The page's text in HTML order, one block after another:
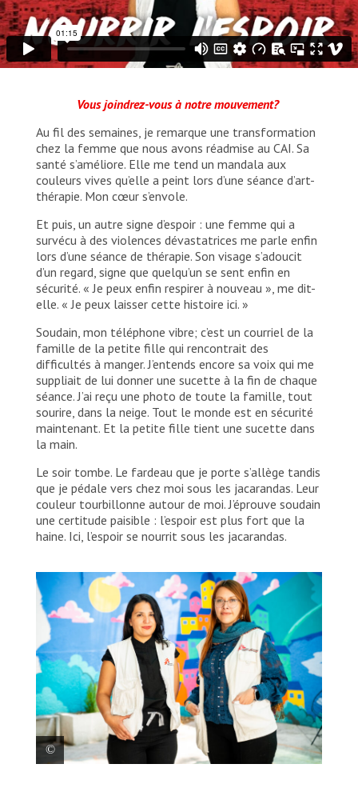
Vous joindrez-vous à notre mouvement?
Au fil des semaines, je remarque une transformation
chez la femme que nous avons réadmise au CAI. Sa
santé s’améliore. Elle me tend un mandala aux
couleurs vives qu’elle a peint lors d’une séance d’art-
thérapie. Mon cœur s’envole.
Et puis, un autre signe d’espoir : une femme qui a
survécu à des violences dévastatrices me parle enfin
lors d’une séance de thérapie. Son visage s’adoucit
d’un regard, signe que quelqu’un se sent enfin en
sécurité. « Je peux enfin respirer à nouveau », me dit-
elle. « Je peux laisser cette histoire ici. »
Soudain, mon téléphone vibre; c’est un courriel de la
famille de la petite fille qui rencontrait des
difficultés à manger. J’entends encore sa voix qui me
suppliait de lui donner une sucette à la fin de chaque
séance. J’ai reçu une photo de toute la famille, tout
sourire, dans la neige. Tout le monde est en sécurité
maintenant. Et la petite fille tient une sucette dans
la main.
Le soir tombe. Le fardeau que je porte s’allège tandis
que je pédale vers chez moi sous les jacarandas. Leur
couleur tourbillonne autour de moi. J’éprouve soudain
une certitude paisible : l’espoir est plus fort que la
haine. Ici, l’espoir se nourrit sous les jacarandas.